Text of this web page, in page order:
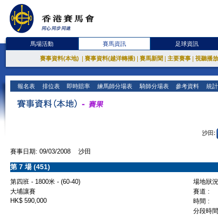
馬場活動 賽馬資訊 足球資訊
賽事資料(本地) 賽事資料(越洋轉播) 賽馬新聞 主要賽事 視聽播
報名表 排位表 即時賠率 練馬師分場表 騎師分場表 參考資料 統
沙田:
賽事日期: 09/03/2008 沙田
第 7 場 (451)
第四班 - 1800米 - (60-40)
場地狀
大埔讓賽
賽道 :
HK$ 590,000
時間 :
分段時